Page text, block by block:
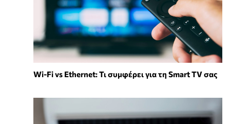
Wi-Fi vs Ethernet: Τι συμφέρει για τη Smart TV σας